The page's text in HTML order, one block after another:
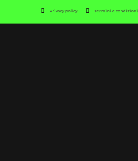
Privacy policy Termini e condizioni